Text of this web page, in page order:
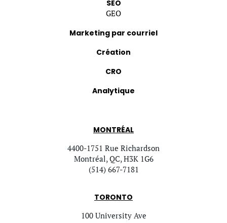
SEO
GEO
Marketing par courriel
Création
CRO
Analytique
MONTRÉAL
4400-1751 Rue Richardson
Montréal, QC, H3K 1G6
(514) 667-7181
TORONTO
100 University Ave